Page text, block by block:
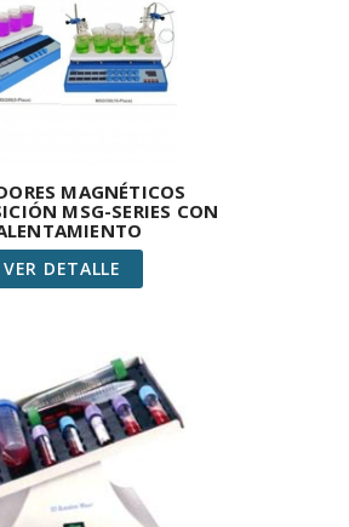
MAGNÉTICOS
MSG-SERIES CON
VER DETALLE